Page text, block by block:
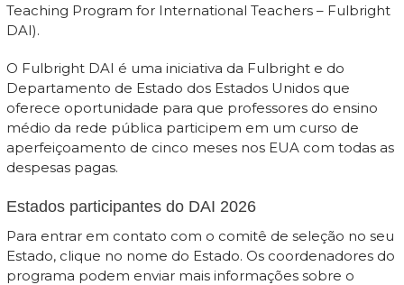
Teaching Program for International Teachers – Fulbright
DAI).
O Fulbright DAI é uma iniciativa da Fulbright e do
Departamento de Estado dos Estados Unidos que
oferece oportunidade para que professores do ensino
médio da rede pública participem em um curso de
aperfeiçoamento de cinco meses nos EUA com todas as
despesas pagas.
Estados participantes do DAI 2026
Para entrar em contato com o comitê de seleção no seu
Estado, clique no nome do Estado. Os coordenadores do
programa podem enviar mais informações sobre o